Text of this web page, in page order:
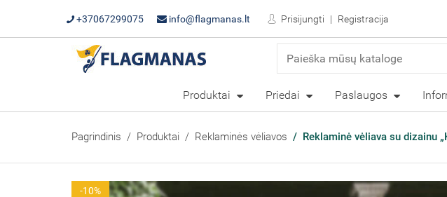
+37067299075 info@flagmanas.lt Prisijungti Registracija
Produktai Priedai Paslaugos
Pagrindinis Produktai Reklaminės vėliavos Reklaminė vėliava su dizainu
-10%